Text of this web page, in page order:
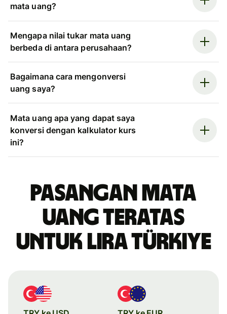
mata uang?
Mengapa nilai tukar mata uang
berbeda di antara perusahaan?
Bagaimana cara mengonversi
uang saya?
Mata uang apa yang dapat saya
konversi dengan kalkulator kurs
ini?
Pasangan mata
uang teratas
untuk lira Türkiye